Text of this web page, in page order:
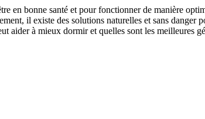
en bonne santé et pour fonctionner de manière
il existe des solutions naturelles et sans danger
aider à mieux dormir et quelles sont les meilleures